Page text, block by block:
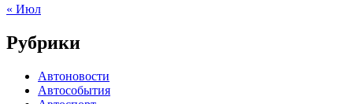
« Июл
Рубрики
Автоновости
Автособытия